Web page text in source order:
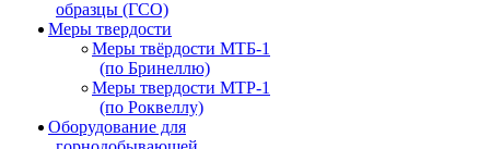
образцы (ГСО)
Меры твердости
Меры твёрдости МТБ-1
(по Бринеллю)
Меры твердости МТР-1
(по Роквеллу)
Оборудование для